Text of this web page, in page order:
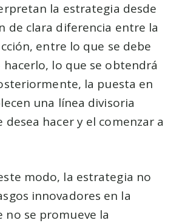
la estrategia desde
de clara diferencia entre la
entre lo que se debe
hacerlo, lo que se obtendrá
la puesta en
una línea divisoria
desea hacer y el comenzar a
modo, la estrategia no
innovadores en la
no se promueve la